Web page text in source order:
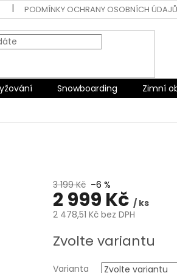
PODMÍNKY OCHRANY OSOBNÍCH ÚDAJŮ
Snowboarding Zimní
3 199 Kč –6 %
2 999 Kč / ks
2 478,51 Kč bez DPH
cena:
Zvolte variantu
Varianta